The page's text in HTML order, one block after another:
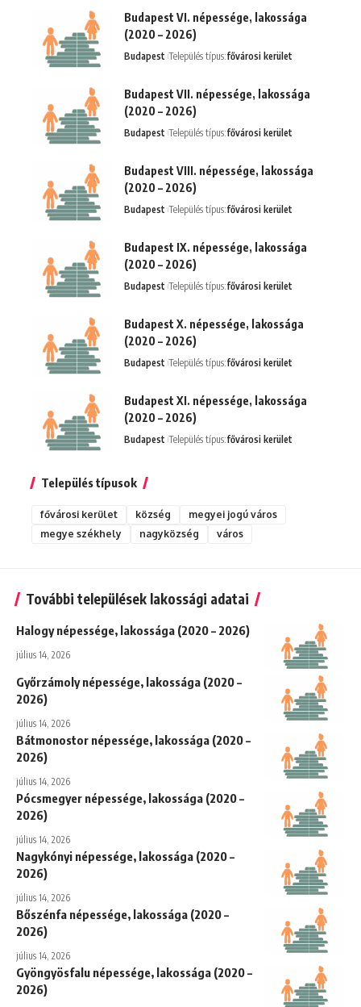
Budapest VI. népessége, lakossága
(2020 – 2026)
Budapest Település típus:fővárosi kerület
Budapest VII. népessége, lakossága
(2020 – 2026)
Budapest Település típus:fővárosi kerület
Budapest VIII. népessége, lakossága
(2020 – 2026)
Budapest Település típus:fővárosi kerület
Budapest IX. népessége, lakossága
(2020 – 2026)
Budapest Település típus:fővárosi kerület
Budapest X. népessége, lakossága
(2020 – 2026)
Budapest Település típus:fővárosi kerület
Budapest XI. népessége, lakossága
(2020 – 2026)
Budapest Település típus:fővárosi kerület
Település típusok
fővárosi kerület község
megyei jogú város
megye székhely
nagyközség város
További települések lakossági adatai
Halogy népessége, lakossága (2020 – 2026)
július 14, 2026
Győrzámoly népessége, lakossága (2020 –
2026)
július 14, 2026
Bátmonostor népessége, lakossága (2020 –
2026)
július 14, 2026
Pócsmegyer népessége, lakossága (2020 –
2026)
július 14, 2026
Nagykónyi népessége, lakossága (2020 –
2026)
július 14, 2026
Bőszénfa népessége, lakossága (2020 –
2026)
július 14, 2026
Gyöngyösfalu népessége, lakossága (2020 –
2026)